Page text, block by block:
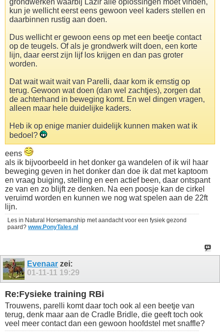
kun je wellicht eerst eens gewoon veel kaders stellen en
daarbinnen rustig aan doen.
Dus wellicht er gewoon eens op met een beetje contact
op de teugels. Of als je grondwerk wilt doen, een korte
lijn, daar eerst zijn lijf los krijgen en dan pas groter
worden.
Dat wait wait wait van Parelli, daar kom ik ernstig op
terug. Gewoon wat doen (dan wel zachtjes), zorgen dat
de achterhand in beweging komt. En wel dingen vragen,
alleen maar hele duidelijke kaders.
Heb ik op enige manier duidelijk kunnen maken wat ik
bedoel?
eens
als ik bijvoorbeeld in het donker ga wandelen of ik wil haar
beweging geven in het donker dan doe ik dat met kaptoom
en vraag buiging, stelling en een actief been, daar ontspant
ze van en zo blijft ze denken. Na een poosje kan de cirkel
veruimd worden en kunnen we nog wat spelen aan de 22ft
lijn.
Les in Natural Horsemanship met aandacht voor een fysiek gezond
paard? www.PonyTales.nl
Evenaar zei:
01-11-11 19:29
Re:Fysieke training RBi
Trouwens, parelli komt daar toch ook al een beetje van
terug, denk maar aan de Cradle Bridle, die geeft toch ook
veel meer contact dan een gewoon hoofdstel met snaffle?